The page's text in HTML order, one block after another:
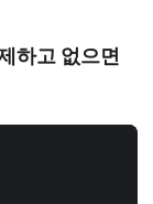
하고 없으면